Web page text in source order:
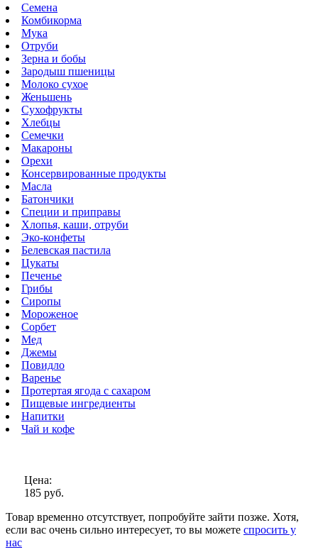
Семена
Комбикорма
Мука
Отруби
Зерна и бобы
Зародыш пшеницы
Молоко сухое
Женьшень
Сухофрукты
Хлебцы
Семечки
Макароны
Орехи
Консервированные продукты
Масла
Батончики
Специи и приправы
Хлопья, каши, отруби
Эко-конфеты
Белевская пастила
Цукаты
Печенье
Грибы
Сиропы
Мороженое
Сорбет
Мед
Джемы
Повидло
Варенье
Протертая ягода с сахаром
Пищевые ингредиенты
Напитки
Чай и кофе
Цена:
185 руб.
Товар временно отсутствует, попробуйте зайти позже. Хотя,
если вас очень сильно интересует, то вы можете спросить у
нас